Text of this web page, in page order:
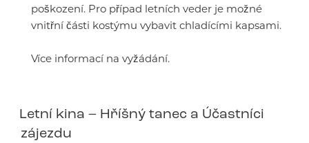
poškození. Pro případ letních veder je možné
vnitřní části kostýmu vybavit chladícími kapsami.
Více informací na vyžádání.
Letní kina – Hříšný tanec a Účastníci
zájezdu